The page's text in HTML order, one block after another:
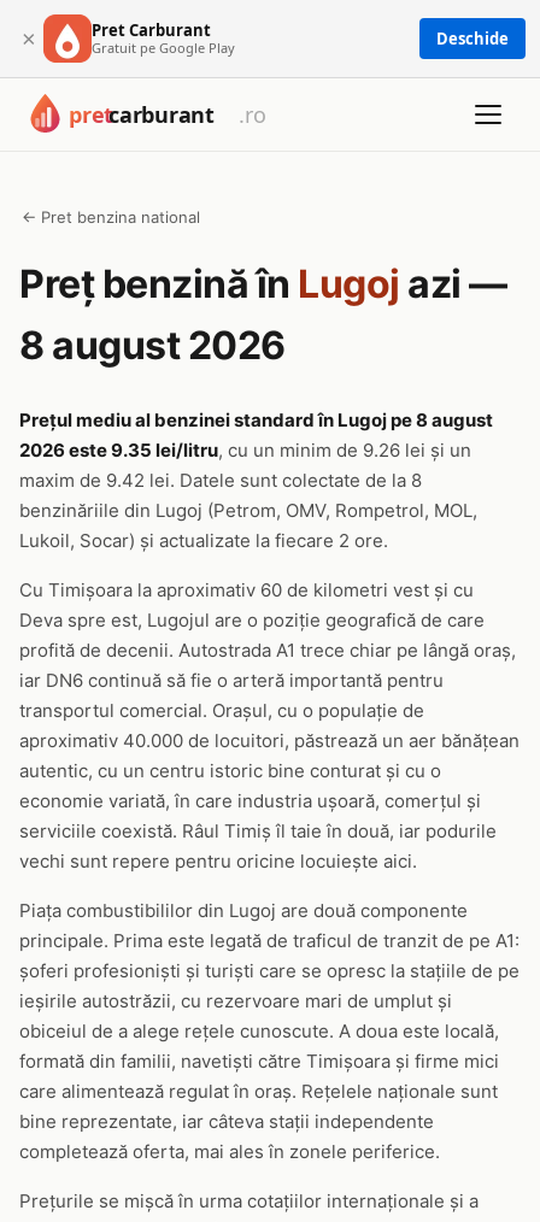
× Pret Carburant
Gratuit pe Google Play Deschide
← Pret benzina national
Preț benzină în Lugoj azi —
8 august 2026
Prețul mediu al benzinei standard în Lugoj pe 8 august
2026 este 9.35 lei/litru, cu un minim de 9.26 lei și un
maxim de 9.42 lei. Datele sunt colectate de la 8
benzinăriile din Lugoj (Petrom, OMV, Rompetrol, MOL,
Lukoil, Socar) și actualizate la fiecare 2 ore.
Cu Timișoara la aproximativ 60 de kilometri vest și cu
Deva spre est, Lugojul are o poziție geografică de care
profită de decenii. Autostrada A1 trece chiar pe lângă oraș,
iar DN6 continuă să fie o arteră importantă pentru
transportul comercial. Orașul, cu o populație de
aproximativ 40.000 de locuitori, păstrează un aer bănățean
autentic, cu un centru istoric bine conturat și cu o
economie variată, în care industria ușoară, comerțul și
serviciile coexistă. Râul Timiș îl taie în două, iar podurile
vechi sunt repere pentru oricine locuiește aici.
Piața combustibililor din Lugoj are două componente
principale. Prima este legată de traficul de tranzit de pe A1:
șoferi profesioniști și turiști care se opresc la stațiile de pe
ieșirile autostrăzii, cu rezervoare mari de umplut și
obiceiul de a alege rețele cunoscute. A doua este locală,
formată din familii, navetiști către Timișoara și firme mici
care alimentează regulat în oraș. Rețelele naționale sunt
bine reprezentate, iar câteva stații independente
completează oferta, mai ales în zonele periferice.
Prețurile se mișcă în urma cotațiilor internaționale și a